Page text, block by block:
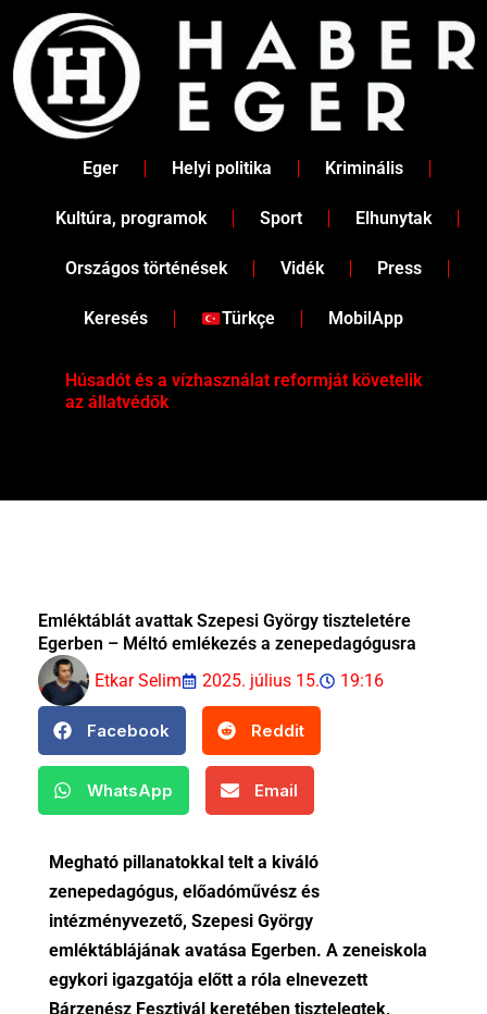
content
Eger Helyi politika Kriminális
Kultúra, programok Sport Elhunytak
Országos történések Vidék Press
Keresés Türkçe MobilApp
Húsadót és a vízhasználat reformját követelik
az állatvédők
Emléktáblát avattak Szepesi György tiszteletére
Egerben – Méltó emlékezés a zenepedagógusra
Etkar Selim
2025. július 15. 19:16
Facebook Reddit
WhatsApp Email
Megható pillanatokkal telt a kiváló
zenepedagógus, előadóművész és
intézményvezető, Szepesi György
emléktáblájának avatása Egerben. A zeneiskola
egykori igazgatója előtt a róla elnevezett
Bárzenész Fesztivál keretében tisztelegtek,